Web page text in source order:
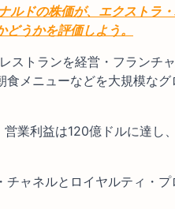
ルドの株価が、エクストラ
うかを評価しよう。
ストランを経営・フランチ
メニューなどを大規模な
業利益は120億ドルに達し
ャネルとロイヤルティ・プ